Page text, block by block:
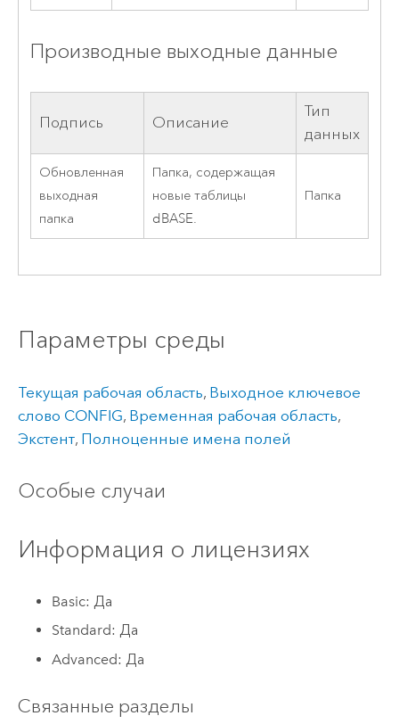
Производные выходные данные
Подпись Описание
Тип
данных
Обновленная
выходная
папка
Папка, содержащая
новые таблицы
dBASE.
Папка
Параметры среды
Текущая рабочая область, Выходное ключевое
слово CONFIG, Временная рабочая область,
Экстент, Полноценные имена полей
Особые случаи
Информация о лицензиях
Basic: Да
Standard: Да
Advanced: Да
Связанные разделы